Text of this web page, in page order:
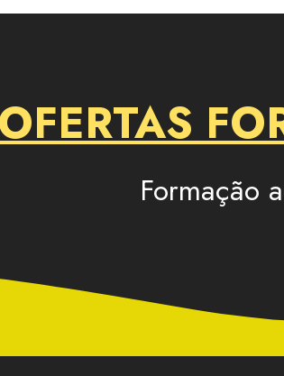
Formação